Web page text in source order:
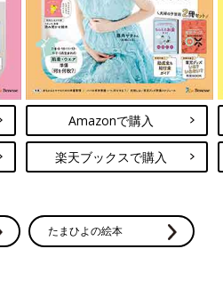
Amazonで購入
楽天ブックスで購入
たまひよの絵本